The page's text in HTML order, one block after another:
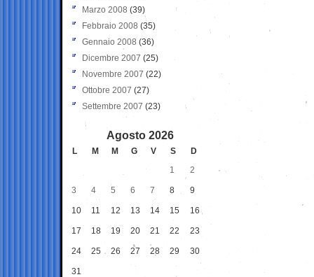
Marzo 2008 (39)
Febbraio 2008 (35)
Gennaio 2008 (36)
Dicembre 2007 (25)
Novembre 2007 (22)
Ottobre 2007 (27)
Settembre 2007 (23)
Agosto 2026
L M M G V S
D
1
2
3 4 5 6 7 8 9
10 11 12 13 14 15 16
17 18 19 20 21 22 23
24 25 26 27 28 29 30
31